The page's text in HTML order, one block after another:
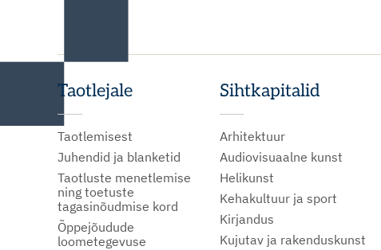
Taotlejale
Taotlemisest
Juhendid ja blanketid
Taotluste menetlemise
ning toetuste
tagasinõudmise kord
Õppejõudude
loometegevuse
Sihtkapitalid
Arhitektuur
Audiovisuaalne kunst
Helikunst
Kehakultuur ja sport
Kirjandus
Kujutav ja rakenduskunst